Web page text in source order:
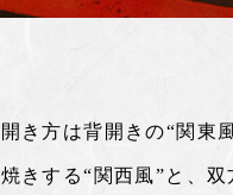
開き方は背開きの“関東
焼きする“関西風”と、